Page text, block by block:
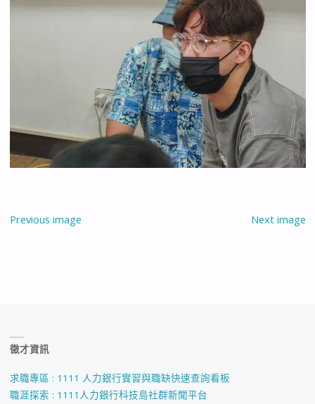
Previous image Next image
徵才資訊
求職專區 : 1111 人力銀行實習與職缺快速查詢看板
職涯探索 : 1111人力銀行科技島社群新聞平台